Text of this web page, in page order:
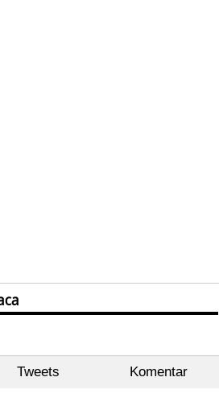
Tweets Komentar